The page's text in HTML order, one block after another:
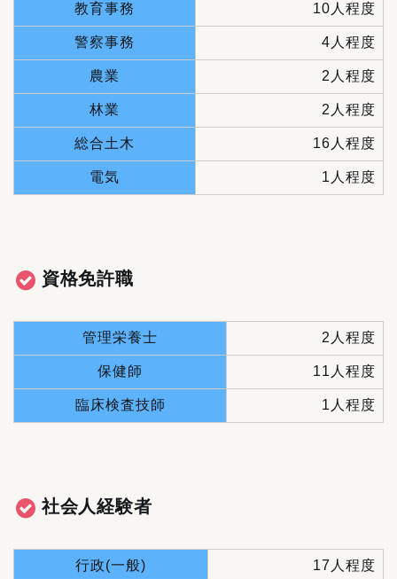
教育事務 10人程度
警察事務 4人程度
農業 2人程度
林業 2人程度
総合土木 16人程度
電気 1人程度
資格免許職
管理栄養士 2人程度
保健師 11人程度
臨床検査技師 1人程度
社会人経験者
行政(一般) 17人程度